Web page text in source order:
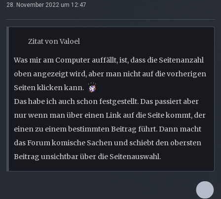
28. November 2022 um 12:47
Zitat von Valoel
Was mir am Computer auffällt, ist, dass die Seitenanzahl
oben angezeigt wird, aber man nicht auf die vorherigen
Seiten klicken kann.
Das habe ich auch schon festgestellt. Das passiert aber
nur wenn man über einen Link auf die Seite kommt, der
einen zu einem bestimmten Beitrag führt. Dann macht
das Forum komische Sachen und schiebt den obersten
Beitrag unsichtbar über die Seitenauswahl.